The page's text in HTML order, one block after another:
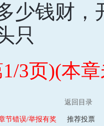
少钱财，
只
3页)(本
返回目录
节错误/举报有奖 推荐投票